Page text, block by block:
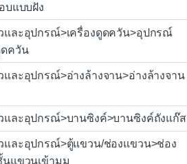
บแบบฝัง
และอุปกรณ์>เครื่องดูดควัน>อุปกรณ์
ดควัน
และอุปกรณ์>อ่างล้างจาน>อ่างล้างจาน
และอุปกรณ์>บานซิงค์>บานซิงค์ถังแก๊ส
และอุปกรณ์>ตู้แขวน/ช่องแขวน>ช่อง
แขวนเข้ามุม